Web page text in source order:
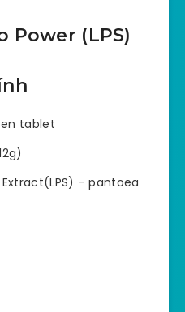
Power (LPS)
tablet
– pantoea